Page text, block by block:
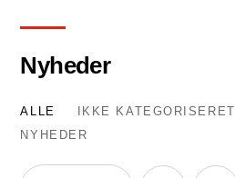
Nyheder
ALLE IKKE KATEGORISERET
NYHEDER